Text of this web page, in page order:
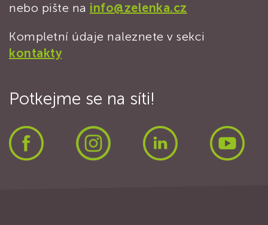
nebo pište na info@zelenka.cz
Kompletní údaje naleznete v sekci
kontakty
Potkejme se na síti!